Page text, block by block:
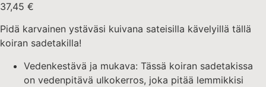
37,45 €
Pidä karvainen ystäväsi kuivana sateisilla kävelyillä tällä
koiran sadetakilla!
Vedenkestävä ja mukava: Tässä koiran sadetakissa
on vedenpitävä ulkokerros, joka pitää lemmikkisi